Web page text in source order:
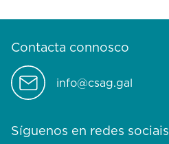
Contacta connosco
info@csag.gal
Síguenos en redes sociais